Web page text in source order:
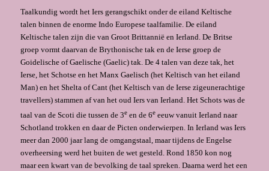
Taalkundig wordt het Iers gerangschikt onder de eiland Keltische
talen binnen de enorme Indo Europese taalfamilie. De eiland
Keltische talen zijn die van Groot Brittannië en Ierland. De Britse
groep vormt daarvan de Brythonische tak en de Ierse groep de
Goidelische of Gaelische (Gaelic) tak. De 4 talen van deze tak, het
Ierse, het Schotse en het Manx Gaelisch (het Keltisch van het eiland
Man) en het Shelta of Cant (het Keltisch van de Ierse zigeunerachtige
travellers) stammen af van het oud Iers van Ierland. Het Schots was de
taal van de Scoti die tussen de 3een de 6eeeuw vanuit Ierland naar
Schotland trokken en daar de Picten onderwierpen. In Ierland was Iers
meer dan 2000 jaar lang de omgangstaal, maar tijdens de Engelse
overheersing werd het buiten de wet gesteld. Rond 1850 kon nog
maar een kwart van de bevolking de taal spreken. Daarna werd het een